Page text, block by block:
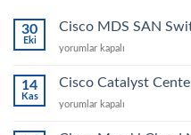
30
Eki
Cisco MDS SAN
Cisco
SAN
Ailesi
yorumlar kapalı
14
Kas
Cisco Catalyst
Cisco
yorumlar kapalı